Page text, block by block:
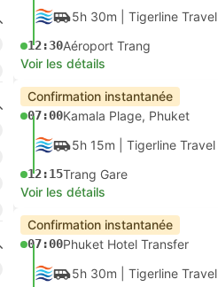
5h 30m | Tigerline Travel
12:30Aéroport Trang
Voir les détails
Confirmation instantanée
07:00Kamala Plage, Phuket
5h 15m | Tigerline Travel
12:15Trang Gare
Voir les détails
Confirmation instantanée
07:00Phuket Hotel Transfer
5h 30m | Tigerline Travel